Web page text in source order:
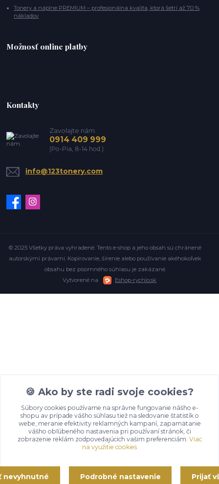
Tonery a náplne PREMIUM – profesionálna kvalita, ktorá šetrí až 70 %
nákladov
Možnosť online platby
Kontakty
Zavolajte nám.
0914 409 999
(Po-Pia, 8-14 hod.)
info@123tonery.com
© 2025 Všetky práva vyhradené. Tento e-shop a jeho obsah sú chránené
autorskými právami. Kopírovanie, šírenie alebo používanie akéhokoľvek
obsahu bez písomného súhlasu je zakázané.
Vytvorené na
Eshop-rychlo.sk
🍪 Ako by ste radi svoje cookies?
Súbory cookies používame na správne fungovanie nášho e-
shopu av prípade vášho súhlasu tiež na sledovanie štatistík o
webe, meranie efektivity reklamných kampaní, zapamätanie
vášho obľúbeného nastavenia pri používaní stránok, či
zobrazenie reklám zodpovedajúcich vašim preferenciám. Viac
na využitie cookies
nevyhnutné Podrobné nastavenie Prijať